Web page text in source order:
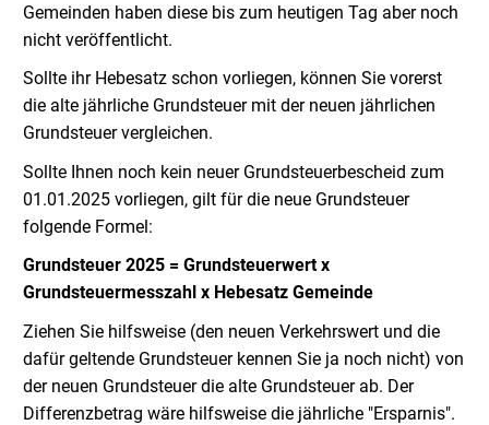
Gemeinden haben diese bis zum heutigen Tag aber noch
nicht veröffentlicht.
Sollte ihr Hebesatz schon vorliegen, können Sie vorerst
die alte jährliche Grundsteuer mit der neuen jährlichen
Grundsteuer vergleichen.
Sollte Ihnen noch kein neuer Grundsteuerbescheid zum
01.01.2025 vorliegen, gilt für die neue Grundsteuer
folgende Formel:
Grundsteuer 2025 = Grundsteuerwert x
Grundsteuermesszahl x Hebesatz Gemeinde
Ziehen Sie hilfsweise (den neuen Verkehrswert und die
dafür geltende Grundsteuer kennen Sie ja noch nicht) von
der neuen Grundsteuer die alte Grundsteuer ab. Der
Differenzbetrag wäre hilfsweise die jährliche "Ersparnis".